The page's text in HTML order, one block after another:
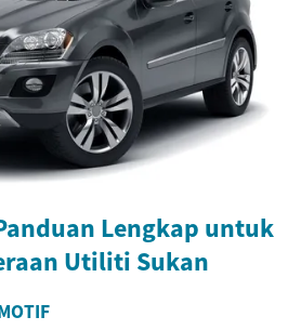
Lengkap untuk
Utiliti Sukan